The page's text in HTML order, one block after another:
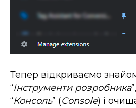
Тепер відкриваємо
“Інструменти розробника
“Консоль” (Console) і